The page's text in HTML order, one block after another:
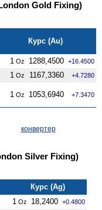
Gold Fixing)
Курс (Au)
1 Oz 1288,4500 +16.4500
1 Oz 1167,3360 +4.7280
1 Oz 1053,6940 +7.3470
конвертер
Silver Fixing)
Курс (Ag)
1 Oz 18,2400 +0.4800